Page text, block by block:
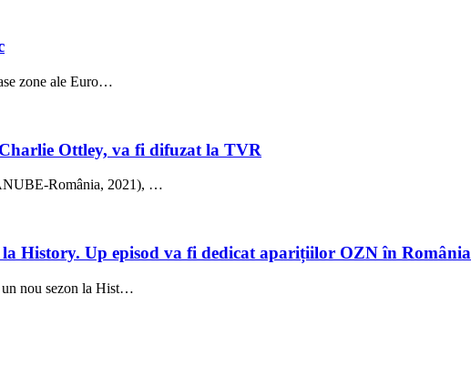
zone ale Euro…
Ottley, va fi difuzat la TVR
România, 2021), …
History. Up episod va fi dedicat aparițiilor OZN în România
un nou sezon la Hist…